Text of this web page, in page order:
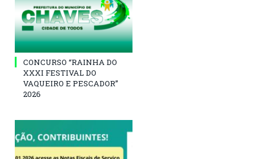
CONCURSO “RAINHA DO
XXXI FESTIVAL DO
VAQUEIRO E PESCADOR”
2026